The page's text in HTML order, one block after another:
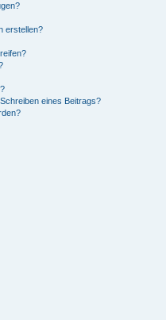
erstellen?
eines Beitrags?